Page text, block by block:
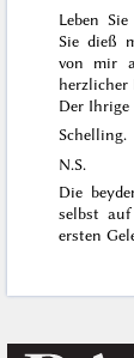
Leben
Sie dieß
von mir
herzlicher
Der Ihrige
Schelling.
N.S.
Die
selbst
ersten